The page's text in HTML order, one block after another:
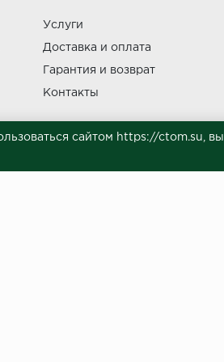
Услуги
Доставка и оплата
Гарантия и возврат
Контакты
сайтом https://ctom.su, вы